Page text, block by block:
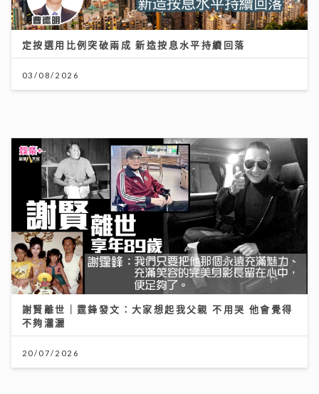
定按選用比例突破兩成 新造按息水平持續回落
謝賢離世｜霆鋒發文：大家想起我父親 不用哭 他會覺得
不夠瀟灑
20/07/2026